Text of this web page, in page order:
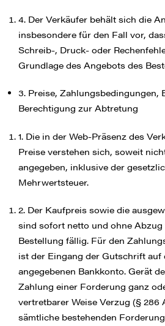
4. Der Verkäufer behält sich die
insbesondere für den Fall vor,
Schreib-, Druck- oder
Grundlage des Angebots des
3. Preise, Zahlungsbedingungen,
Berechtigung zur Abtretung
1. Die in der Web-Präsenz des
Preise verstehen sich, soweit
angegeben, inklusive der
Mehrwertsteuer.
2. Der Kaufpreis sowie die
sind sofort netto und ohne
Bestellung fällig. Für den
ist der Eingang der Gutschrift auf
angegebenen Bankkonto. Gerät
Zahlung einer Forderung ganz
vertretbarer Weise Verzug (§ 286
sämtliche bestehenden